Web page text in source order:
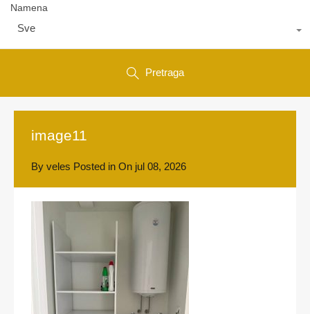
Namena
Sve
Pretraga
image11
By veles Posted in On jul 08, 2026